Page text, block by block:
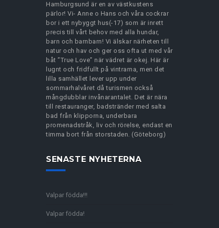
Hamburgsund är en av västkustens
pärlor! Vi- Anne o Hans och våra cockrar
bor i ett nybyggt hus(-17) som är inrett
precis till vårt behov med alla hundar,
barn och barnbarn! Vi älskar närheten till
natur och hav och ger oss ofta ut med vår
båt ”True Love” när vädret är okej. Här är
lugnt och fridfullt på vintrarna, men det
lilla samhället lever upp under
sommarhalvåret då turismen också
mångdubblar invånarantalet. Det är nära
till restauranger, badstränder med salta
bad från klipporna, underbara
promenadstråk, liv och rörelse, endast en
timma bort från storstaden. (Göteborg)
SENASTE NYHETERNA
Valpar födda!!!
Valpar födda!